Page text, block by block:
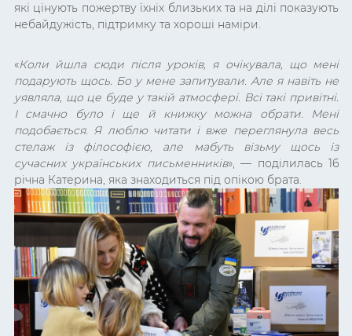
які цінують пожертву їхніх близьких та на ділі показують
небайдужість, підтримку та хороші наміри.
«Коли йшла сюди після уроків, я очікувала, що мені
подарують щось. Бо у мене запитували. Але я навіть не
уявляла, що це буде у такій атмосфері. Всі такі привітні.
І смачно було і ще й книжку можна обрати. Мені
подобається. Я люблю читати і вже переглянула весь
стелаж із філософією, але мабуть візьму щось із
сучасних українських письменників»,— поділилась 16
річна Катерина, яка знаходиться під опікою брата.